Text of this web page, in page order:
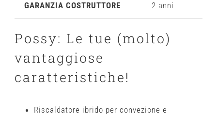
GARANZIA COSTRUTTORE 2 anni
Possy: Le tue (molto)
vantaggiose
caratteristiche!
Riscaldatore ibrido per convezione e